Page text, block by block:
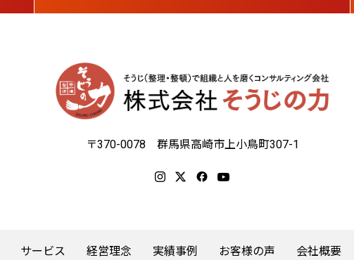
〒370-0078 群馬県高崎市上小鳥町307-1
サービス 経営理念 実績事例 お客様の声 会社概要